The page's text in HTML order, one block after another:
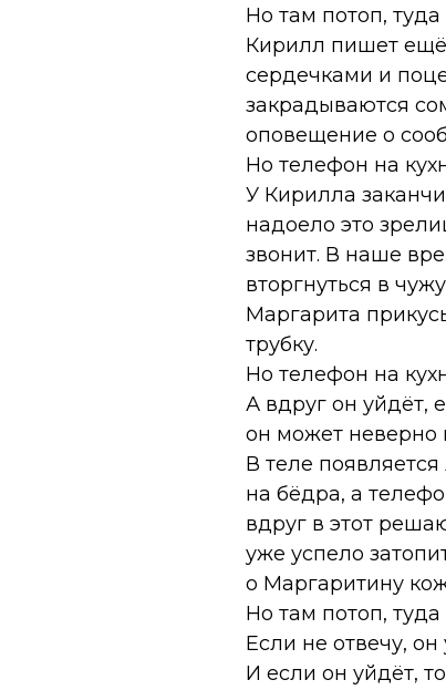
Но там потоп,
Кирилл пишет
сердечками и
закрадываются
оповещение о
Но телефон на
У Кирилла
надоело это
звонит. В наше
вторгнуться в
Маргарита
трубку.
Но телефон на
А вдруг он уйдёт,
он может неверно
В теле
на бёдра, а
вдруг в этот
уже успело
о Маргаритину
Но там потоп,
Если не отвечу, он
И если он уйдёт,